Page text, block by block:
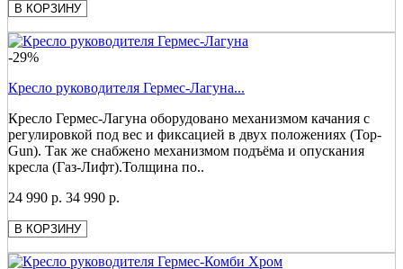
В КОРЗИНУ
-29%
Кресло руководителя Гермес-Лагуна...
Кресло Гермес-Лагуна оборудовано механизмом качания с
регулировкой под вес и фиксацией в двух положениях (Top-
Gun). Так же снабжено механизмом подъёма и опускания
кресла (Газ-Лифт).Толщина по..
24 990 р. 34 990 р.
В КОРЗИНУ